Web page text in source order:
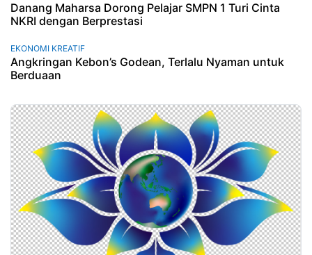
Danang Maharsa Dorong Pelajar SMPN 1 Turi Cinta
NKRI dengan Berprestasi
EKONOMI KREATIF
Angkringan Kebon’s Godean, Terlalu Nyaman untuk
Berduaan